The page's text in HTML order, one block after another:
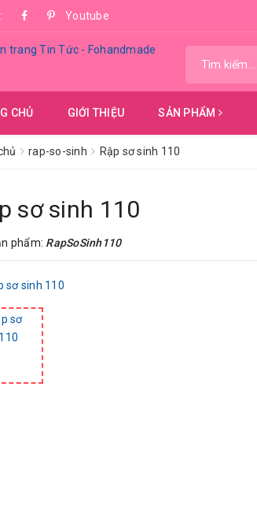
Youtube
CHỦ GIỚI THIỆU SẢN PHẨM
rap-so-sinh Rập sơ sinh 110
sơ sinh 110
phẩm: RapSoSinh110